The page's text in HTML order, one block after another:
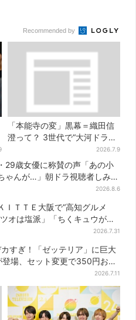
Recommended by
「本能寺の変」黒幕＝織田信
澄って？ 3世代で“大河ドラ
マ”、サラブレッド俳優が熱演
【豊臣兄弟】
2026.7.9
29歳女優に称賛の声「あの小
ゃんが…」朝ドラ視聴者しみじ
2026.8.6
ＩＴＴＥ大阪で“高知グルメ
オは塩派」「ちくキュウがお
2026.7.31
すぎ！「ゼッテリア」に巨大
登場、セット変更で350円お得
2026.7.11